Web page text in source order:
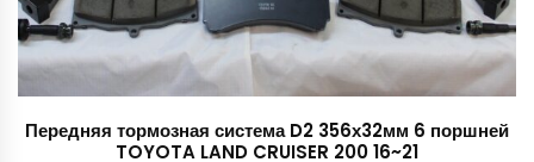
Передняя тормозная система D2 356х32мм 6 поршней
TOYOTA LAND CRUISER 200 16~21